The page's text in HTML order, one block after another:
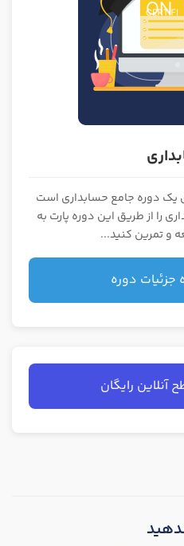
یک دوره جامع حسابداری است
را از طریق این دوره پارت به
و تمرین کنید...
دوره
آنلاین رایگان